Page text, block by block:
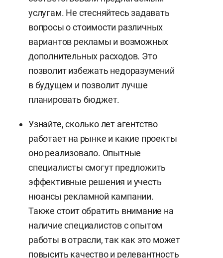
услугам. Не стесняйтесь задавать
вопросы о стоимости различных
вариантов рекламы и возможных
дополнительных расходов. Это
позволит избежать недоразумений
в будущем и позволит лучше
планировать бюджет.
Узнайте, сколько лет агентство
работает на рынке и какие проекты
оно реализовало. Опытные
специалисты смогут предложить
эффективные решения и учесть
нюансы рекламной кампании.
Также стоит обратить внимание на
наличие специалистов с опытом
работы в отрасли, так как это может
повысить качество и релевантность